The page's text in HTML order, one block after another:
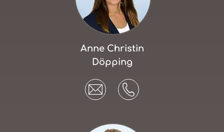
Anne Christin
Döpping